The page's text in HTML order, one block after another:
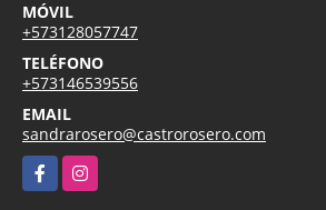
MÓVIL
+573128057747
TELÉFONO
+573146539556
EMAIL
sandrarosero@castrorosero.com
FacebookInstagram